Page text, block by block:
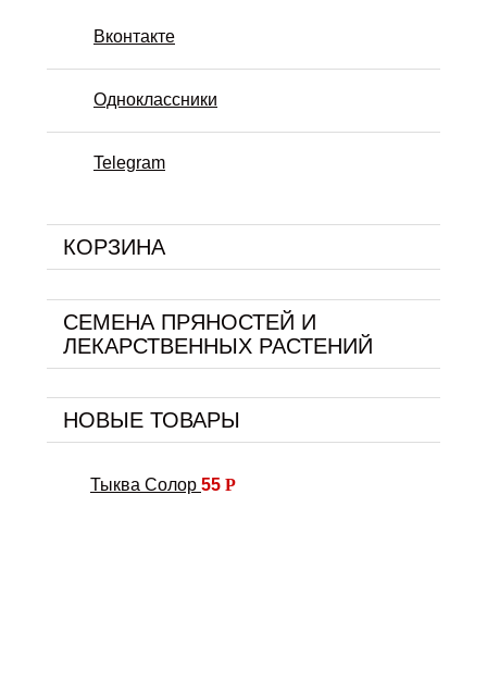
Вконтакте
Одноклассники
Telegram
КОРЗИНА
СЕМЕНА ПРЯНОСТЕЙ И
ЛЕКАРСТВЕННЫХ РАСТЕНИЙ
НОВЫЕ ТОВАРЫ
Тыква Солор 55 Р